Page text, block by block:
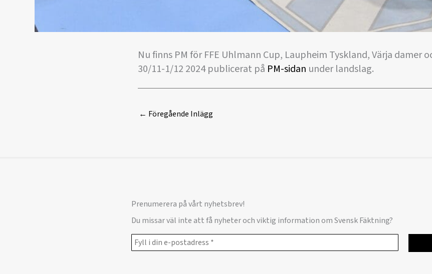
Nu finns PM för FFE Uhlmann Cup, Laupheim Tyskland, Värja damer
30/11-1/12 2024 publicerat på PM-sidan under landslag.
← Föregående Inlägg
Prenumerera på vårt nyhetsbrev!
Du missar väl inte att få nyheter och viktig information om Svensk Fäktning?